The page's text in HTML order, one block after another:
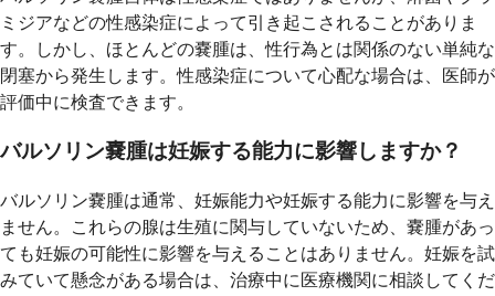
ミジアなどの性感染症によって引き起こされることがありま
す。しかし、ほとんどの嚢腫は、性行為とは関係のない単純な
閉塞から発生します。性感染症について心配な場合は、医師が
評価中に検査できます。
バルソリン嚢腫は妊娠する能力に影響しますか？
バルソリン嚢腫は通常、妊娠能力や妊娠する能力に影響を与え
ません。これらの腺は生殖に関与していないため、嚢腫があっ
ても妊娠の可能性に影響を与えることはありません。妊娠を試
みていて懸念がある場合は、治療中に医療機関に相談してくだ